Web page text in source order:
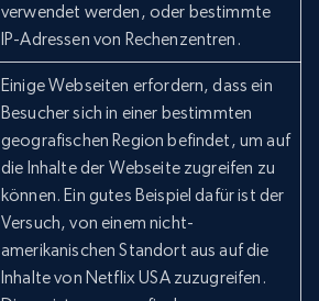
verwendet werden, oder bestimmte
IP-Adressen von Rechenzentren.
Einige Webseiten erfordern, dass ein
Besucher sich in einer bestimmten
geografischen Region befindet, um auf
die Inhalte der Webseite zugreifen zu
können. Ein gutes Beispiel dafür ist der
Versuch, von einem nicht-
amerikanischen Standort aus auf die
Inhalte von Netflix USA zuzugreifen.